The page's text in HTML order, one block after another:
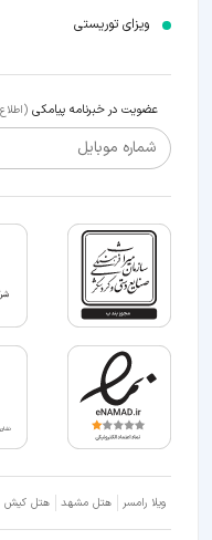
ویزای توریستی
عضویت در خبرنامه پیامکی
شماره موبایل
ویلا رامسر هتل مشهد هتل کیش